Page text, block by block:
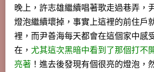
晚上，許志雄繼續唱著歌走過巷弄，
燈泡繼續壞掉，事實上這裡的前住戶
裡，而尹善海每天都會在這個家中感
在， 尤其這次黑暗中看到了那個打不
亮著 ！進去後發現有個很亮的燈泡，